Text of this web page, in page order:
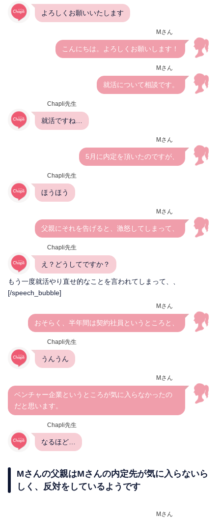
よろしくお願いいたします
Mさん
こんにちは。よろしくお願いします！
Mさん
就活について相談です。
Chapli先生
就活ですね…
Mさん
5月に内定を頂いたのですが、
Chapli先生
ほうほう
Mさん
父親にそれを告げると、激怒してしまって、
Chapli先生
え？どうしてですか？
もう一度就活やり直せ的なことを言われてしまって、、
[/speech_bubble]
Mさん
おそらく、半年間は契約社員というところと、
Chapli先生
うんうん
Mさん
ベンチャー企業というところが気に入らなかったの
だと思います。
Chapli先生
なるほど…
Mさんの父親はMさんの内定先が気に入らないら
しく、反対をしているようです
Mさん